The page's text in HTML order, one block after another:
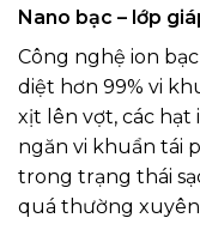
Nano bạc – lớp
Công nghệ ion
diệt hơn 99% vi
xịt lên vợt, các hạt
ngăn vi khuẩn tái
trong trạng thái
quá thường